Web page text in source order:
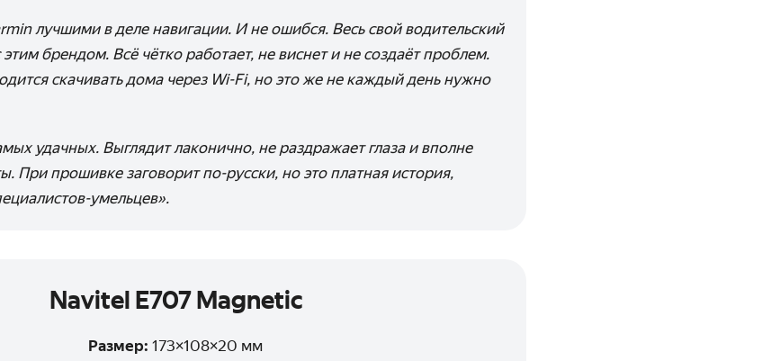
лучшими в деле навигации. И не ошибся. Весь свой водительский
брендом. Всё чётко работает, не виснет и не создаёт проблем.
скачивать дома через Wi-Fi, но это же не каждый день нужно
удачных. Выглядит лаконично, не раздражает глаза и вполне
При прошивке заговорит по-русски, но это платная история,
умельцев».
Navitel E707 Magnetic
Размер: 173×108×20 мм